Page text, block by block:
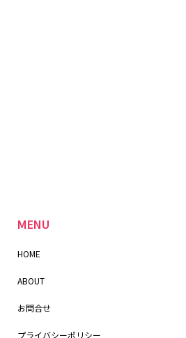
MENU
HOME
ABOUT
お問合せ
プライバシーポリシー